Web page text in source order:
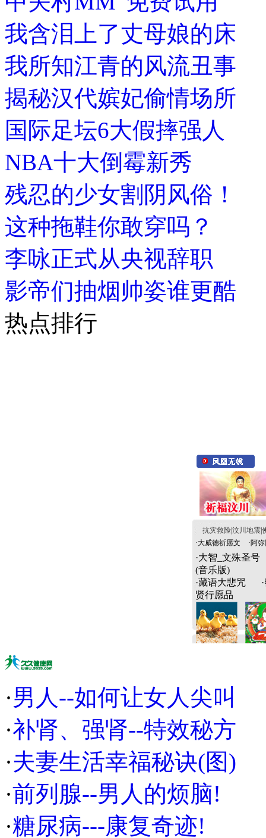
我含泪上了丈母娘的床
我所知江青的风流丑事
揭秘汉代嫔妃偷情场所
国际足坛6大假摔强人
NBA十大倒霉新秀
残忍的少女割阴风俗！
这种拖鞋你敢穿吗？
李咏正式从央视辞职
影帝们抽烟帅姿谁更酷
热点排行
抗灾救险汶川地震
·大威德祈愿文 ·阿
·大智_文殊圣号
(音乐版)
·藏语大悲咒 ·
贤行愿品
·男人--如何让女人尖叫
·补肾、强肾--特效秘方
·夫妻生活幸福秘诀(图)
·前列腺--男人的烦脑!
·糖尿病---康复奇迹!